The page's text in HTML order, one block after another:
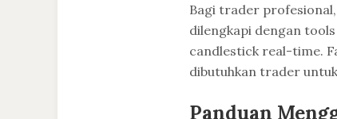
Bagi trader
dilengkapi dengan
candlestick real-time.
dibutuhkan trader
Panduan